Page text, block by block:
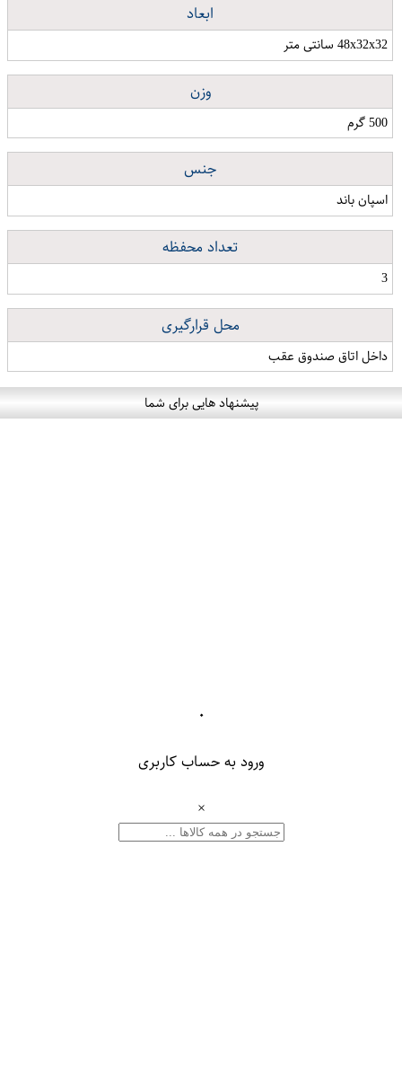
ابعاد
48x32x32 سانتی متر
وزن
500 گرم
جنس
اسپان باند
تعداد محفظه
3
محل قرارگیری
داخل اتاق صندوق عقب
پیشنهاد هایی برای شما
۰
ورود به حساب کاربری
×